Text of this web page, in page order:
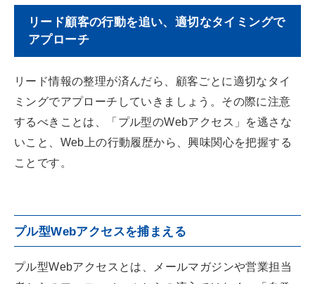
リード顧客の行動を追い、適切なタイミングで
アプローチ
リード情報の整理が済んだら、顧客ごとに適切なタイ
ミングでアプローチしていきましょう。その際に注意
するべきことは、「プル型のWebアクセス」を逃さな
いこと、Web上の行動履歴から、興味関心を把握する
ことです。
プル型Webアクセスを捕まえる
プル型Webアクセスとは、メールマガジンや営業担当